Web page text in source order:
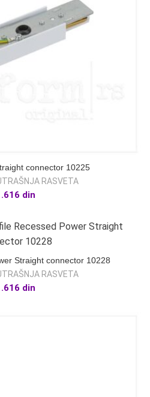
connector 10225
RASVETA
din
Straight connector 10228
RASVETA
din